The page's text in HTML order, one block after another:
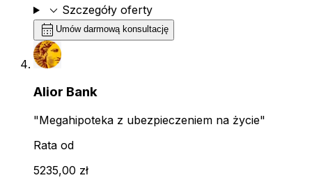
expand_more Szczegóły oferty
calendar_month Umów darmową konsultację
Alior Bank
"Megahipoteka z ubezpieczeniem na życie"
Rata od
5235,00 zł